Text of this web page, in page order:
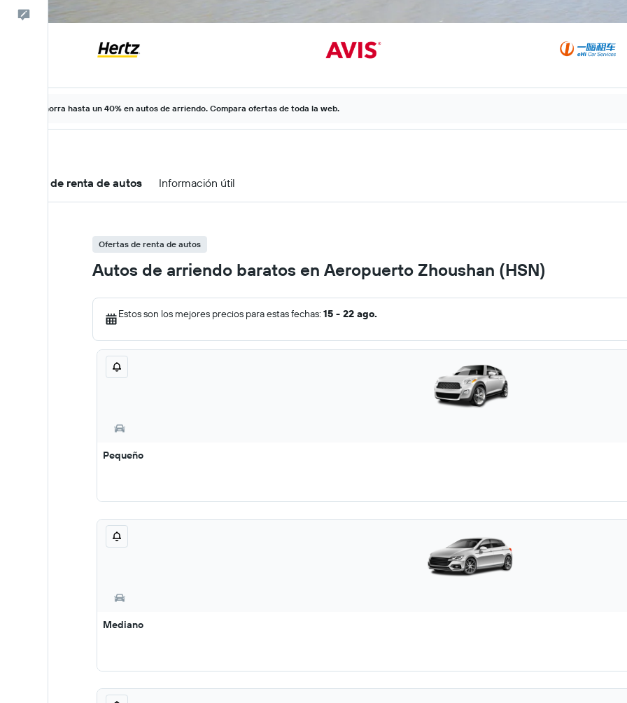
Comentarios
Ahorra hasta un 40% en autos de arriendo. Compara ofertas de toda la web.
Ofertas de renta de autos Información útil
Ofertas de renta de autos
Autos de arriendo baratos en Aeropuerto Zhoushan (HSN)
Estos son los mejores precios para estas fechas: 15 - 22 ago.
Pequeño
Mediano